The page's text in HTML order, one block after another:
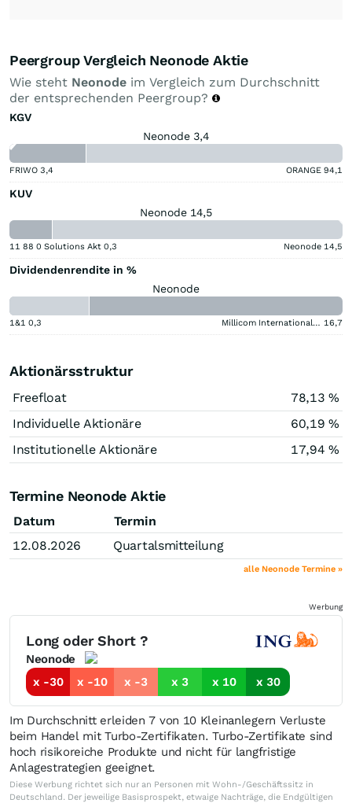
Peergroup Vergleich Neonode Aktie
Wie steht Neonode im Vergleich zum Durchschnitt
der entsprechenden Peergroup?
KGV
Neonode 3,4
FRIWO 3,4 ORANGE 94,1
KUV
Neonode 14,5
11 88 0 Solutions Akt 0,3 Neonode 14,5
Dividendenrendite in %
Neonode
1&1 0,3 Millicom International Cellular 16,7
Aktionärsstruktur
Freefloat
78,13 %
Individuelle Aktionäre
60,19 %
Institutionelle Aktionäre
17,94 %
Termine Neonode Aktie
Datum
Termin
12.08.2026
Quartalsmitteilung
alle Neonode Termine »
Werbung
Long oder Short ?
Neonode
x -30
x -10 x -3 x 3 x 10 x 30
Im Durchschnitt erleiden 7 von 10 Kleinanlegern Verluste
beim Handel mit Turbo-Zertifikaten. Turbo-Zertifikate sind
hoch risikoreiche Produkte und nicht für langfristige
Anlagestrategien geeignet.
Diese Werbung richtet sich nur an Personen mit Wohn-/Geschäftssitz in
Deutschland. Der jeweilige Basisprospekt, etwaige Nachträge, die Endgültigen